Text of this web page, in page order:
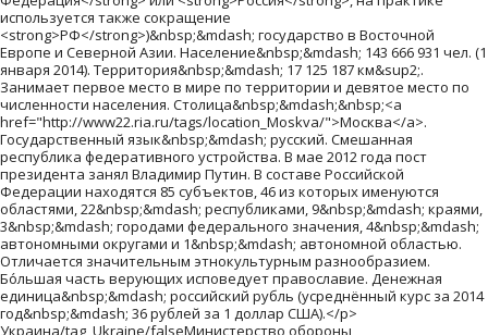
sp;&mdash; автономными округами и 1&nbsp;&mdash; автономной областью. Отличается значительным этнокультурным разнообразием. Бо́льшая часть верующих исповедует православие. Денежная единица&nbsp;&mdash; российский рубль (усреднённый курс за 2014 год&nbsp;&mdash; 36 рублей за 1 доллар США).</p> Украина/tag_Ukraine/falseМинистерство обороны РФ/organization_Ministerstvo_oborony_RF/ Минобороны РФ 682689600000 Министерство обороны Российской Федерации fefc989964e7305b1cadd8e003e544d2 The Ministry of Defence of the Russian Federation 32158 Министерство обороны СССР Government_Body www.mil.ru http://ru.wikipedia.org/wiki/Министерство_обороны_Российской_Федерации 18783/51/187835155.jpg 11354 141 187835152 image/jpeg riapedia 187835155 220 <p><strong>Министе́рство оборо́ны Росси́йской Федера́ции (Миноборо́ны Росси́и)</strong>&nbsp;&mdash; федеральный орган исполнительной власти (федеральное министерство), проводящий военную политику и осуществляющий государственное управление в области обороны Российской Федерации. Образовано Указом Президента Российской Федерации 7 мая 1992 года на базе бывших структур Вооружённых Сил СССР расположенных на территории Российской Федерации. Юридически правопреемственности к Министерству обороны СССР (МО СССР) не имеет.</p> НовостиАктуальные новости о событиях в Абхазии/news/falseРабота ПВО "Тор М2У" в зоне проведения спецоперацииМ2У специальная военная операция спецоперация оружие зрк горизонталь1013343805SputnikSputnikВоеннослужащие Вооруженных сил России в пункте управления зенитного ракетного комплекса "Тор М2У", задействованного в зоне проведения специальной военной операции на Украине./images/item/8210211ru383b42Войны, конфликты, беспорядки07e9/01/0d/1053396565.jpg98121330204807e9/01/0d/1053396565.jpg03114765128407e9/01/0d/1053396565.jpg87522400204807e9/01/0d/1053396565.jpg03114506154407e9/01/0d/1053396565.jpg03114246180307e9/01/0d/1053396565.jpg2130930204807e9/01/0d/1053396565.jpg03114402164807e9/01/0d/1053396565.jpg03114149190107e9/01/0d/1053396565.jpg19229230204807e9/01/0d/1053396565.jpg53325810204807e9/01/0d/1053396565.jpg031140204807e9/01/0d/1053396565.jpg sputnik_tjtjhttps://tj.sputniknews.ruhttps://cdnn1.img.sputnik.tj/img/103071/11/1030711156_0:154:3009:1846_405x0_80_0_0_d3ae72cd2c57b751b5bac332e4e3866c.jpgce9dab86cf633c094f2daa228eca994a/20260809/eksport-import-rogunskaya-ges-energobalans-tajikistan-1079517323.htmlОт экспорта к импорту: как Рогунская ГЭС изменит энергобаланс ТаджикистанаВвод в эксплуатацию Рогунской ГЭС позволит Таджикистану отказаться от зимнего импорта электроэнергии, а вырабатываемое электричество будет направляться на традиционные рынки сбытаot-ehksporta-k-importu-kak-rogunskaja-gehs-izmenit-ehnergobalans-tadzhikistanaeksport-import-rogunskaya-ges-energobalans-tajikistanfalsefalse0false0trueРогунская ГЭС: когда достроятВвод в эксплуатацию Рогунской ГЭС позволит Таджикистану отказаться от зимнего импорта электроэнергии, а вырабатываемое электричество будет направляться на традиционные рынки сбыта/20260809/eksport-import-rogunskaya-ges-energobalans-tajikistan-1079517323.htmlГЭС/civil-structure_GEHS/МнениеГлавные новости Таджикистана: мнение экспертов и журналистов о важных событиях/opinion/ ТаджикистанПоследние новости Таджикистана и Душанбе на русском сегодня видео онлайн/country/falseТаджикистан<p>Таджикистан</p>ЭнергетикаSputnik Таджикистан о энергетических проблемах страны и регионаЧитайте последние новости мировой энергетики и топливно-энергетического комплекса Таджикистана и других стран на сайте Sputnik Таджикистан/energetics/falseэлектроэнергия/keyword_ehlektroehnergija/falseРогун/geo_Rogun/Рогунская ГЭС/organization_Rogunskaja_GEHS/Рогунская ГЭСРогунская ГЭСАмир рогун1http://www.rian.ru/docs/about/copyright.htmlrian_photoSputnik /1Стас ЭтвешРогунская ГЭС686f67/103071/11/1030711156.jpg030097491250/103071/11/1030711156.jpg837217002000/103071/11/1030711156.jpg030094981501/103071/11/1030711156.jpg030092481752/103071/11/1030711156.jpg4300402000/103071/11/1030711156.jpg030093981601/103071/11/1030711156.jpg030091541846/103071/11/1030711156.jpg170283702000/103071/11/1030711156.jpg504250402000/103071/11/1030711156.jpg0300802000/103071/11/1030711156.jpg203007302000/103071/11/1030711156.jpg/103071/11/1030711156.jpg/103071/11/1030711156.jpg/103071/11/1030711156.jpg2602078-12000/103071/11/1030711156.jpg02801-12000/103071/11/1030711156.jpg030091361802/103071/11/1030711156.jpg030091191819/103071/11/1030711156.jpg1692169-12000/103071/11/1030711156.jpg4531885-12000/103071/11/1030711156.jpg1692169-12000/103071/11/1030711156.jpg030091981740/103071/11/1030711156.jpg02401-12000/103071/11/1030711156.jpg030093071631/103071/11/1030711156.jpg02681-12000/103071/11/1030711156.jpg02801-12000/103071/11/1030711156.jpg03009431895/103071/11/1030711156.jpg02667-12000/103071/11/1030711156.jpg1492189-12000/103071/11/1030711156.jpg02729-12000/103071/11/1030711156.jpg030091691769/103071/11/1030711156.jpg03009241914/103071/11/1030711156.jpg03009401898/103071/11/1030711156.jpg03009511887/103071/11/1030711156.jpg03001-12000/103071/11/1030711156.jpg0300901947/103071/11/1030711156.jpg030091231815/103071/11/1030711156.jpg02837-12000/103071/11/1030711156.jpg030091151823/103071/11/1030711156.jpg030091551783 sputnik_amamhttps://am.sputniknews.ruhttps://cdn.am.sputniknews.ru/img/07e9/07/15/91538956_0:0:1600:901_405x0_80_0_0_da37be384d482abb55081d2f14ac6d45.jpg87ec3d92f0d9706a984112854891a39b/20260808/na-fone-trevozhnykh-sobytiy-v-regione-ustnye-soglasheniya-erevana-i-baku-malo-znachat-zakaryan-105561974.htmlНа фоне тревожных событий в регионе устные соглашения Еревана и Баку мало значат: ЗакарянПо словам бывшего замминистра обороны, мир между Арменией и Азербайджаном – это очередная тотальная ложь и единственная пропагандистская подушка безопасности в руках правящей силы.na-fone-trevozhnykh-sobytijj-v-regione-ustnye-soglashenija-erevana-i-baku-malo-znachat-zakarjanna-fone-trevozhnykh-sobytiy-v-regione-ustnye-soglasheniya-erevana-i-baku-malo-znachat-zakaryanfalsefalse0false0/20260808/na-fone-trevozhnykh-sobytiy-v-regione-ustnye-soglasheniya-erevana-i-baku-malo-znachat-zakaryan-105561974.htmlНовости Армения<p>Последние новости из Армении - страны, где всегда рады гостям. Республика, в которой прошла бескровная "бархатная революция". С тех пор утекло немало воды: стране не удалось избежать пандемии коронавируса, а в конце 2020 года в Карабахе разразилась война, в результате которой под контроль Азербайджана отошли некоторые районы Карабаха. Вслед за этим начался процесс уточнения границ Армении с Азербайджаном, что вызвало крайнее недовольство жителей приграничных населенных пунктов в Сюнике. </p> <p>На сайте <a href="https://ru.armeniasputnik.am" rel="start">Sputnik Армения</a> - Новости Армения, вы узнаете последние новости о происшествиях и инцидентах, произошедших в Армении.</p> <p>Читайте также о политической ситуации в стране, туристических маршрутах и многом другом в разделе Новости Армения.</p> <p>Ознакомиться с ситуацией в республике и материалами на различные темы вы можете в разделе Новости Армения.</p>/keyword_news_armenia/<p>Оперативно и достоверно о самых важных событиях в Армении. Вокруг Армении сейчас происходят опасные процессы, которые напрямую угрожают как суверенитету страны, так и существованию армянского этноса. О внутренней и внешней политике Армении в наших новостях. </p>Эребуни-Ереван 2799Эребуни-Ереван 2799Эребуни-Ереван 27991https://www.youtube.com/watch?v=Mg0aeMWcehoErebouni YerevanЭребуни-Ереван 2799https://www.youtube.com/embed/Mg0aeMWceho899/65/8996569.jpg68211530837899/65/8996569.jpg01600111378899/65/8996569.jpg63911970837899/65/8996569.jpg016000533899/65/8996569.jpg016000801899/65/8996569.jpg29015460837899/65/8996569.jpg016000641899/65/8996569.jpg11216000837899/65/8996569.jpg36014760837899/65/8996569.jpg49913360837899/65/8996569.jpg016000837899/65/8996569.jpg899/65/8996569.jpg899/65/8996569.jpg 283 1576 0 836 899/65/8996569.jpg 503 1356 0 836 899/65/8996569.jpg 359 1500 0 836 899/65/8996569.jpg 112 1600 0 836 899/65/8996569.jpg 427 1432 0 836 899/65/8996569.jpg 0 1600 0 819 899/65/8996569.jpg 119 1600 0 836 899/65/8996569.jpg 53 1600 0 836 899/65/8996569.jpg 27 1600 0 836 899/65/8996569.jpg 0 1600 46 750 899/65/8996569.jpg 630 1229 0 836 899/65/8996569.jpg 511 1348 0 836 899/65/8996569.jpg 511 1348 0 836 899/65/8996569.jpg 88 1600 0 836 899/65/8996569.jpg 229 1600 0 836 899/65/8996569.jpg 344 1515 0 836 899/65/8996569.jpg 239 1600 0 836 899/65/8996569.jpg 264 1595 0 836 899/65/8996569.jpg 369 1490 0 836 899/65/8996569.jpg 245 1600 0 836 899/65/8996569.jpg 336 1523 0 836 899/65/8996569.jpg 549 1310 0 836 899/65/8996569.jpg 302 1557 0 836 Азербайджан<p> <p class="MsoNormal"><span style="font-size: 12.0pt; line-height: 115%; font-family: &quot;Times New Roman&quot;,&quot;serif&quot;;">Азербайджан &ndash; государство на Южном Кавказе. Столица &ndash; Баку. Численность населения &ndash; 9 млн 574 тыс. человек (2015 г.). Президент &ndash; Ильхам Алиев. </span></p> <p class="MsoNormal"><span style="font-size: 12.0pt; line-height: 115%; font-family: &quot;Times New Roman&quot;,&quot;serif&quot;;">Омывается водами Каспийского моря. Имеет сухопутную границу с Россией, Грузией, Арменией и Ираном. Нахичеванская Автономная Республика &mdash;